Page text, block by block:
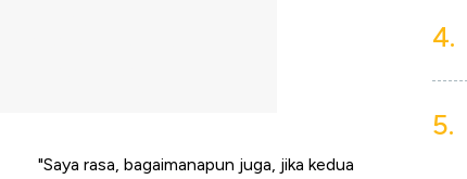
"Saya rasa, bagaimanapun juga, jika kedua
4.
5.